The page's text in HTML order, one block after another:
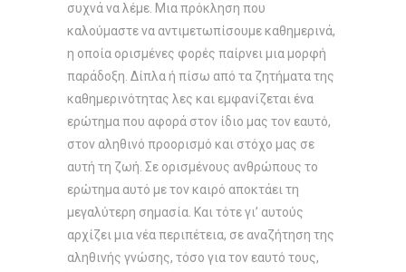
συχνά να λέμε. Μια πρόκληση που
καλούμαστε να αντιμετωπίσουμε καθημερινά,
η οποία ορισμένες φορές παίρνει μια μορφή
παράδοξη. Δίπλα ή πίσω από τα ζητήματα της
καθημερινότητας λες και εμφανίζεται ένα
ερώτημα που αφορά στον ίδιο μας τον εαυτό,
στον αληθινό προορισμό και στόχο μας σε
αυτή τη ζωή. Σε ορισμένους ανθρώπους το
ερώτημα αυτό με τον καιρό αποκτάει τη
μεγαλύτερη σημασία. Και τότε γι’ αυτούς
αρχίζει μια νέα περιπέτεια, σε αναζήτηση της
αληθινής γνώσης, τόσο για τον εαυτό τους,